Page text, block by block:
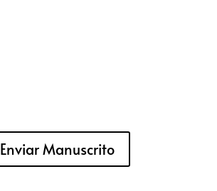
Enviar Manuscrito